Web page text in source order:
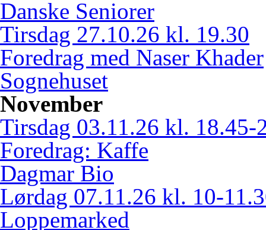
Danske Seniorer
Tirsdag 27.10.26 kl. 19.30
Foredrag med Naser Khader
Sognehuset
November
Tirsdag 03.11.26 kl. 18.45-
Foredrag: Kaffe
Dagmar Bio
Lørdag 07.11.26 kl. 10-
Loppemarked